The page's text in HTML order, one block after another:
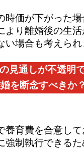
時価が下がった
より離婚後の生
場合も考えられ
見通しが不透明
を断念すべきか？
養育費を合意し
強制執行できる